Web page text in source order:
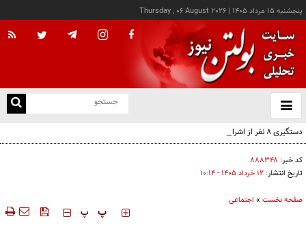
پنجشنبه ۱۵ مرداد ۱۴۰۵ |
Thursday , 06 August 2026
باز
و
دستگیری ۸ نفر از اشرار مسلح شاخص و مرتبطین گروهک‌های تروریستی
کد خبر: ۸۸۸۳۴۸
تاریخ انتشار: ۱۲ خرداد ۱۴۰۵ - ۱۰:۱۴
صفحه نخست » اجتماعی
‍‍‍ پ پ